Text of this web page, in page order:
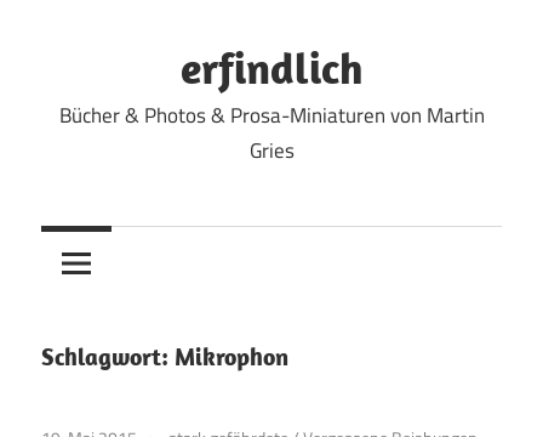
erfindlich
Bücher & Photos & Prosa-Miniaturen von Martin
Gries
Schlagwort: Mikrophon